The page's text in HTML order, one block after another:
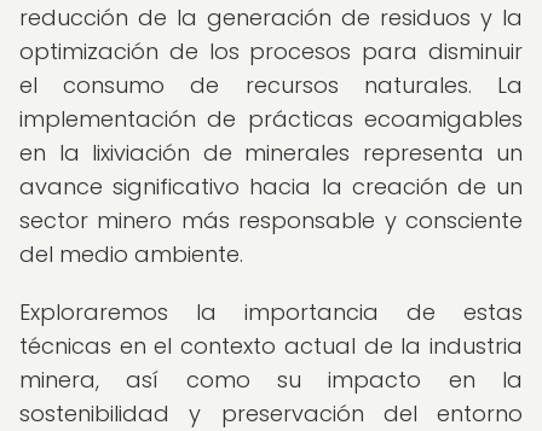
reducción de la generación de residuos y la
optimización de los procesos para disminuir
el consumo de recursos naturales. La
implementación de prácticas ecoamigables
en la lixiviación de minerales representa un
avance significativo hacia la creación de un
sector minero más responsable y consciente
del medio ambiente.
Exploraremos la importancia de estas
técnicas en el contexto actual de la industria
minera, así como su impacto en la
sostenibilidad y preservación del entorno